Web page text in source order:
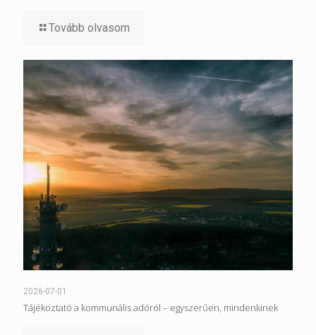
Tovább olvasom
2026-07-01
Tájékoztató a kommunális adóról – egyszerűen, mindenkinek